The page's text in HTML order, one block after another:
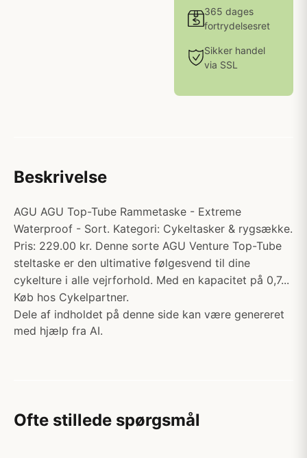
365 dages
fortrydelsesret
Sikker handel
via SSL
Beskrivelse
AGU AGU Top-Tube Rammetaske - Extreme
Waterproof - Sort. Kategori: Cykeltasker & rygsække.
Pris: 229.00 kr. Denne sorte AGU Venture Top-Tube
steltaske er den ultimative følgesvend til dine
cykelture i alle vejrforhold. Med en kapacitet på 0,7...
Køb hos Cykelpartner.
Dele af indholdet på denne side kan være genereret
med hjælp fra AI.
Ofte stillede spørgsmål